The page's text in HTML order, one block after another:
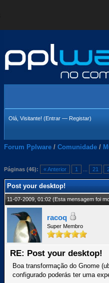
Olá, Visitante! (Entrar — Registar)
Forum Pplware / Comunidade /
Páginas (46): « Anterior 1 21
Post your desktop!
11-07-2009, 01:02(Esta mensagem foi
racoq
Super Membro
RE: Post your desktop!
Boa transformação do Gnome
configurado poderás ter uma